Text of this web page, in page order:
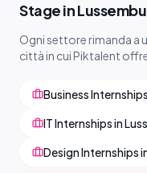
Stage in
Ogni settore rimanda a
città in cui Piktalent
Business
IT Internships in
Design Internships